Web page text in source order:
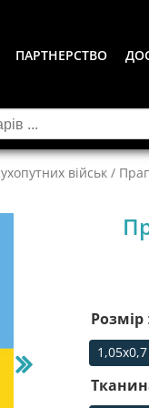
ПАРТНЕРСТВО
військ /
Розмір